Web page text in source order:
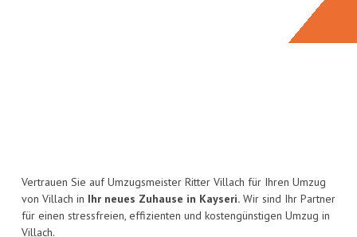
Vertrauen Sie auf Umzugsmeister Ritter Villach für Ihren Umzug
von Villach in Ihr neues Zuhause in Kayseri. Wir sind Ihr Partner
für einen stressfreien, effizienten und kostengünstigen Umzug in
Villach.